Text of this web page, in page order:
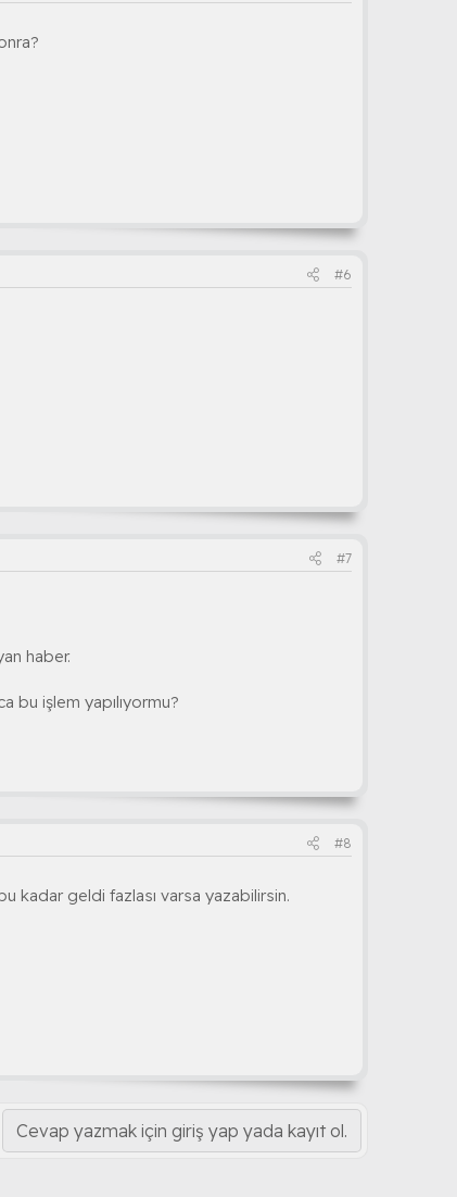
#6
#7
haber.
bu işlem yapılıyormu?
#8
kadar geldi fazlası varsa yazabilirsin.
Cevap yazmak için giriş yap yada kayıt ol.